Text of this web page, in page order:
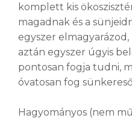
komplett kis
magadnak és a
egyszer
aztán egyszer úgyis
pontosan fogja tudni,
óvatosan fog
Hagyományos (nem